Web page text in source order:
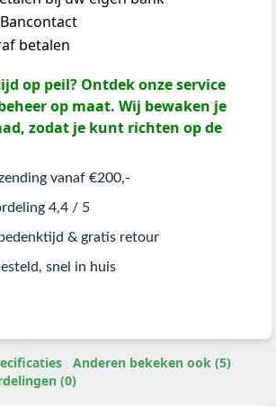
op peil? Ontdek onze service
op maat. Wij bewaken je
zodat je kunt richten op de
vanaf €200,-
4,4 / 5
& gratis retour
snel in huis
Anderen bekeken ook (5)
(0)